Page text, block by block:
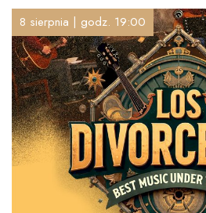
8 sierpnia | godz. 19:00